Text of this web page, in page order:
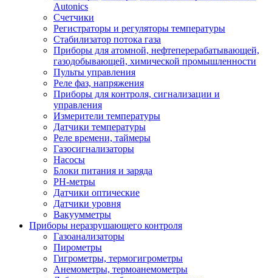
Autonics
Счетчики
Регистраторы и регуляторы температуры
Стабилизатор потока газа
Приборы для атомной, нефтеперерабатывающей,
газодобывающей, химической промышленности
Пульты управления
Реле фаз, напряжения
Приборы для контроля, сигнализации и
управления
Измерители температуры
Датчики температуры
Реле времени, таймеры
Газосигнализаторы
Насосы
Блоки питания и заряда
PH-метры
Датчики оптические
Датчики уровня
Вакуумметры
Приборы неразрушающего контроля
Газоанализаторы
Пирометры
Гигрометры, термогигрометры
Анемометры, термоанемометры